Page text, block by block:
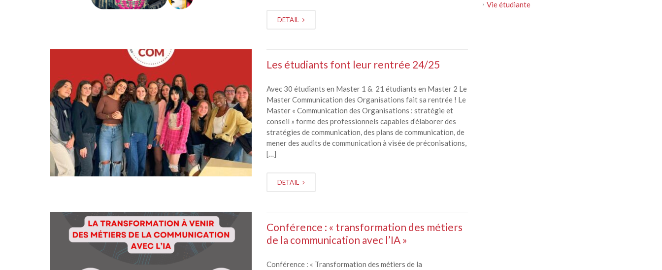
DETAIL
Les étudiants font leur rentrée 24/25
Avec 30 étudiants en Master 1 & 21 étudiants en Master 2 Le
Master Communication des Organisations fait sa rentrée ! Le
Master « Communication des Organisations : stratégie et
conseil » forme des professionnels capables d’élaborer des
stratégies de communication, des plans de communication, de
mener des audits de communication à visée de préconisations,
[…]
DETAIL
Conférence : « transformation des métiers
de la communication avec l’IA »
Conférence : « Transformation des métiers de la
Vie étudiante